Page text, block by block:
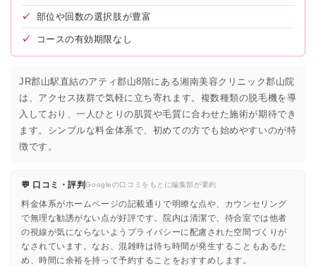
✓ 部位や回数の選択肢が豊富
✓ コースの有効期限なし
JR郡山駅直結のアティ郡山8階にある湘南美容クリニック郡山院
は、アクセス抜群で気軽に立ち寄れます。複数種類の脱毛機を導
入しており、一人ひとりの肌質や毛質に合わせた施術が期待でき
ます。シンプルな料金体系で、初めての方でも始めやすいのが特
徴です。
💬 口コミ・評判Googleの口コミをもとに編集部が要約
料金体系がホームページの記載通りで明瞭な点や、カウンセリング
で無理な勧誘がない点が好評です。院内は清潔で、待合室では他者
の視線が気にならないようプライバシーに配慮された空間づくりが
なされています。なお、混雑時は待ち時間が発生することもあるた
め、時間に余裕を持って予約することをおすすめします。